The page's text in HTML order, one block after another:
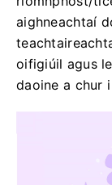
aighneachtaí
oifigiúil agus
daoine a chur